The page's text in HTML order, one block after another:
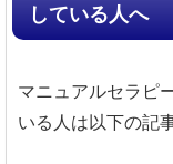
している人へ
マニュアルセラピ
いる人は以下の記